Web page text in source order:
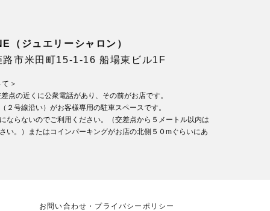
ジュエリーシャロン）
市米田町15-1-16 船場東ビル1F
＞
点の近くに公衆電話があり、その前がお店です。
２号線沿い）がお客様専用の駐車スペースです。
ならないのでご利用ください。（交差点から５メートル以内は
い。）またはコインパーキングがお店の北側５０mぐらいにあ
お問い合わせ・プライバシーポリシー